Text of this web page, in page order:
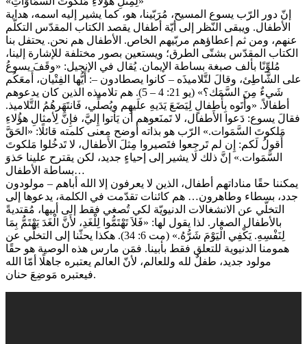
إنّ دور الرّب يسوع المسيح، مُرَبّينا، هو، كما يشير إليه اسمه، هداية
الأطفال. ويبقى النّظر إلى أيّة أطفال يقصد الكتاب المقدّس التكلّم
عنهم، ومن ثم إعطاؤهم مربّيهم الخاص. الأطفال هم نحن. يحتفل بنا
الكتاب المقدّس بشتّى الطرق؛ ويستعين بصور مختلفة للإشارة إلينا،
مُلوِّنًا بألف صبغة بساطة الإيمان. يُقال في الإنجيل: «وقَفَ يسوعُ
على الشَّاطِئ، وقالَ لتَّلاميذَه – كانوا يصطادون –: أَيُّها الفِتْيان، أَمعَكُم
شَيءٌ مِنَ السَّمَك؟» (يو 21: 4 – 5). هم تلاميذه الذين كان يدعوهم
أطفالاً. «وأَتَوه بِأَطفالٍ لِيَضَعَ يَدَيهِ علَيهِم ويُصلِّي، فَانتَهَرهُمُ التَّلاميذ.
فقالَ يسوع: دَعوا الأَطفال، لا تَمنَعوهم أَن يَأتوا إِليَّ، فإِنَّ لِأمثالِ هؤُلاءِ
مَلكوتَ السَّمَوات.» الرّب هو بذاته أوضح معنى كلمته قائلًا: «الحَقَّ
أَقولُ لَكم: إِن لم تَرجِعوا فتَصيروا مِثلَ الأَطفال، لا تَدخُلوا مَلكوتَ
السَّمَوات.» إنَّ ذلك لا يشير إلى إحياءٍ جديد، لكن يقترح علينا حَذوَ
بساطة الأطفال…
يمكننا حقًا مناداتهم أطفال، الذين لا يعرفون إلا الله أباهم – مولودون
جدد، بسطاء وطاهرون… هم كائنات تقدّمت في الكلمة، يدعوها إلى
التخلّي عن الانشغالات الدنيويّة لكي تُصغي فقط إلى أبيها، مُقتديةً
بالأطفال الصغار. لذا يقول لها: «فَلاَ تَهْتَمُّوا لِلْغَدِ، لأَنَّ الْغَدَ يَهْتَمُّ بِمَا
لِنَفْسِهِ. يَكْفِي الْيَوْمَ شَرُّهُ.» (مت 6: 34). هكذا يحثّنا إلى التخلّي عن
همومنا الدنيوية للتعلق فقط بأبينا. فمَن مارس هذه الوصية هو حقًا
مولود جديد، طفلٌ لله وللعالم، لأنّ العالم يعتبره جاهلًا أمّا الله
فيعتبره مَوضِعَ حنان.